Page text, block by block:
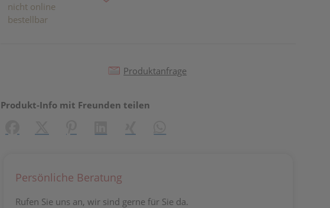
nicht online
bestellbar
Produktanfrage
Produkt-Info mit Freunden teilen
Persönliche Beratung
Rufen Sie uns an, wir sind gerne für Sie da.